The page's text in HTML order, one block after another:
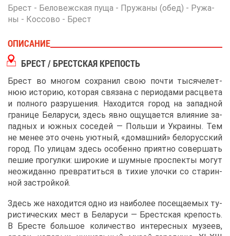
Брест - Бе­ло­веж­ская пу­ща - Пру­жа­ны (обед) - Ру­жа­
ны - Кос­со­во - Брест
ОПИ­СА­НИЕ
БРЕСТ / БРЕСТ­СКАЯ КРЕ­ПОСТЬ
Брест во мно­гом со­хра­нил свою по­чти ты­ся­че­лет­
нюю ис­то­рию, ко­то­рая свя­за­на с пе­ри­о­да­ми рас­цве­та
и пол­но­го раз­ру­ше­ния. На­хо­дит­ся го­род на за­пад­ной
гра­ни­це Бе­ла­ру­си, здесь яв­но ощу­ща­ет­ся вли­я­ние за­
пад­ных и юж­ных со­се­дей ― Поль­ши и Укра­и­ны. Тем
не ме­нее это очень уют­ный, «до­маш­ний» бе­ло­рус­ский
го­род. По ули­цам здесь осо­бен­но при­ят­но со­вер­шать
пе­шие про­гул­ки: ши­ро­кие и шум­ные про­спек­ты мо­гут
неожи­дан­но пре­вра­тить­ся в ти­хие улоч­ки со ста­рин­
ной за­строй­кой.
Здесь же на­хо­дит­ся од­но из наи­бо­лее по­се­ща­е­мых ту­
ри­сти­че­ских мест в Бе­ла­ру­си ― Брест­ская кре­пость.
В Бре­сте боль­шое ко­ли­че­ство ин­те­рес­ных му­зеев,